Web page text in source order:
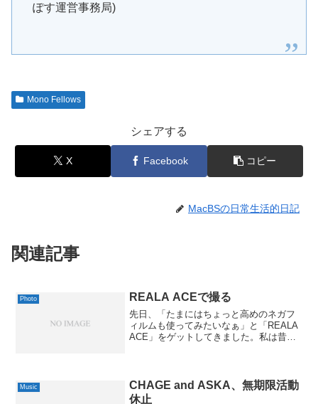
ぽす運営事務局)
Mono Fellows
シェアする
X Facebook コピー
MacBSの日常生活的日記
関連記事
Photo REALA ACEで撮る
先日、「たまにはちょっと高めのネガフ
ィルムも使ってみたいなぁ」と「REALA
ACE」をゲットしてきました。私は昔か
ース） ...
Music
CHAGE and ASKA、無期限活動
休止